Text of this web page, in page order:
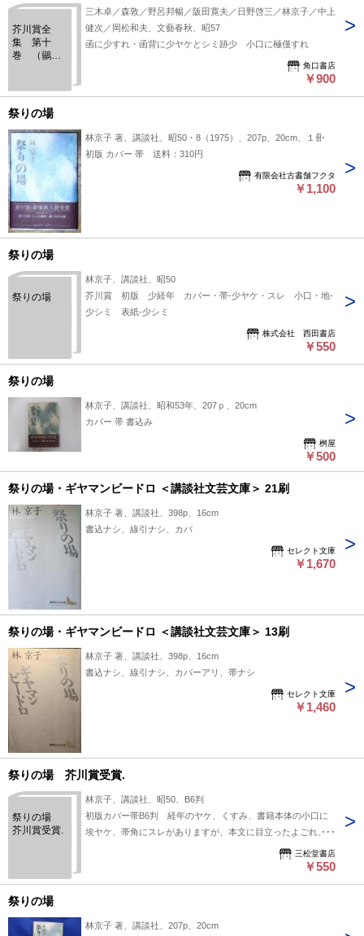
芥川賞全
集 第十
巻 （鶸／
の器／あの
夕陽／祭り
の場／岬／
志賀島）
三木卓／森敦／野呂邦暢／阪田寛夫／日野啓三／林京子／中上
健次／岡松和夫、文藝春秋、昭57
函に少すれ・函背に少ヤケとシミ跡少 小口に極僅すれ
角口書店
￥900
祭りの場
林京子 著、講談社、昭50・8（1975）、207p、20cm、１冊
初版 カバー 帯 送料：310円
有限会社古書舗フクタ
￥1,100
祭りの場
祭りの場
林京子、講談社、昭50
芥川賞 初版 少経年 カバー・帯‐少ヤケ・スレ 小口・地-
少シミ 表紙-少シミ
株式会社 西田書店
￥550
祭りの場
林京子、講談社、昭和53年、207ｐ、20cm
カバー 帯 書込み
桝屋
￥500
祭りの場・ギヤマンビードロ ＜講談社文芸文庫＞ 21刷
林京子 著、講談社、398p、16cm
書込ナシ、線引ナシ、カバ
セレクト文庫
￥1,670
祭りの場・ギヤマンビードロ ＜講談社文芸文庫＞ 13刷
林京子 著、講談社、398p、16cm
書込ナシ、線引ナシ、カバーアリ、帯ナシ
セレクト文庫
￥1,460
祭りの場 芥川賞受賞.
祭りの場
芥川賞受賞.
林京子、講談社、昭50、B6判
初版カバー帯B6判 経年のヤケ、くすみ、書籍本体の小口に
埃ヤケ、帯角にスレがありますが、本文に目立ったよごれ、傷
三松堂書店
￥550
祭りの場
林京子 著、講談社、207p、20cm